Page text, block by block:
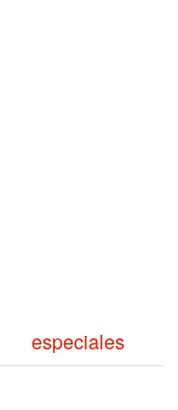
especiales